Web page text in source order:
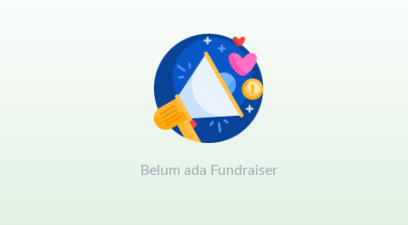
Belum ada Fundraiser